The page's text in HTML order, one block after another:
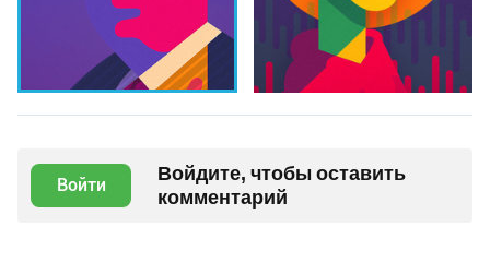
Войти
Войдите, чтобы оставить
комментарий